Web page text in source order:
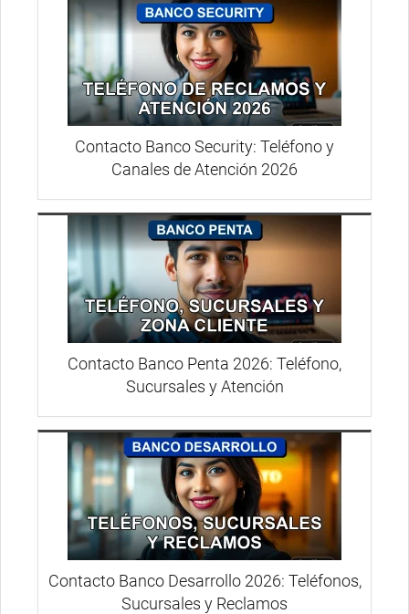
Contacto Banco Security: Teléfono y
Canales de Atención 2026
Contacto Banco Penta 2026: Teléfono,
Sucursales y Atención
Contacto Banco Desarrollo 2026: Teléfonos,
Sucursales y Reclamos